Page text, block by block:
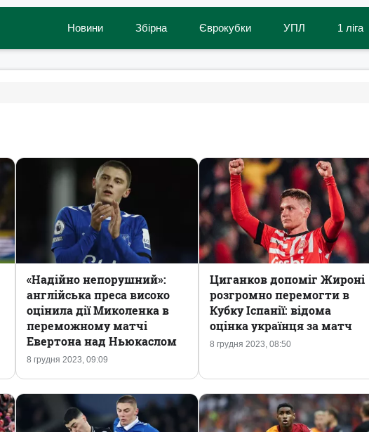
Новини Збірна Єврокубки УПЛ 1 ліга
8 грудня 2023, 09:09
«Надійно непорушний»:
англійська преса високо
оцінила дії Миколенка в
переможному матчі
Евертона над Ньюкаслом
8 грудня 2023, 08:50
Циганков допоміг Жироні
розгромно перемогти в
Кубку Іспанії: відома
оцінка українця за матч